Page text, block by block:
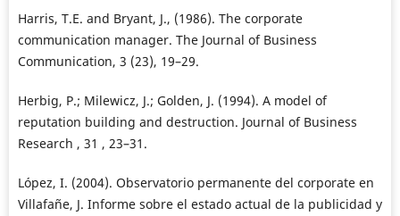
Harris, T.E. and Bryant, J., (1986). The corporate
communication manager. The Journal of Business
Communication, 3 (23), 19–29.
Herbig, P.; Milewicz, J.; Golden, J. (1994). A model of
reputation building and destruction. Journal of Business
Research , 31 , 23–31.
López, I. (2004). Observatorio permanente del corporate en
Villafañe, J. Informe sobre el estado actual de la publicidad y